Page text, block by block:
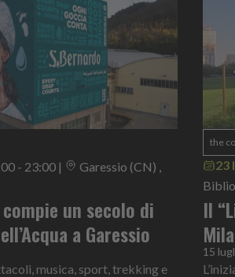
- 23:00 |
Garessio (CN) ,
un secolo di
a Garessio
musica, sport, trekking e
the
23
Il
15